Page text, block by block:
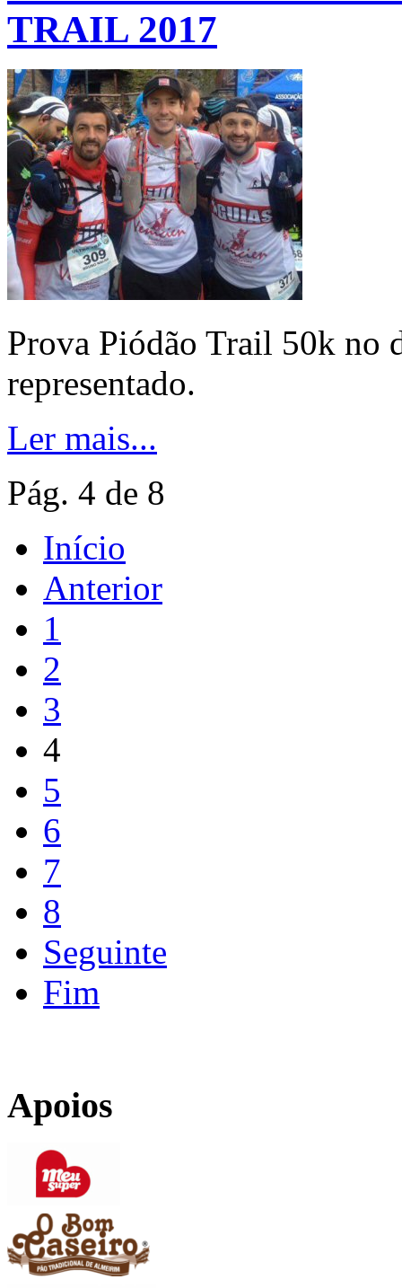
TRAIL 2017
Prova Piódão Trail 50k no
representado.
Ler mais...
Pág. 4 de 8
Início
Anterior
1
2
3
4
5
6
7
8
Seguinte
Fim
Apoios